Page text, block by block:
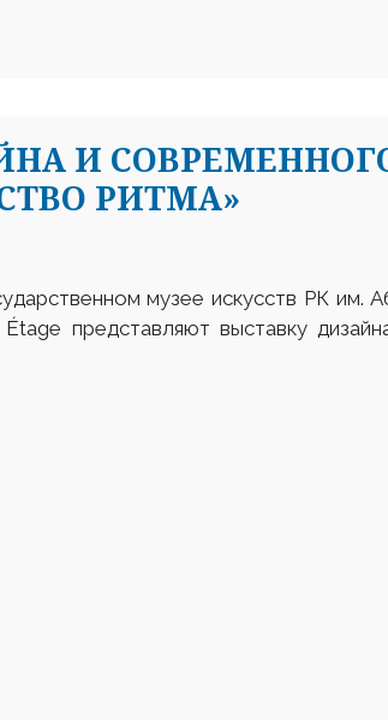
И
РИТМА»
музее искусств РК им.
представляют выставку